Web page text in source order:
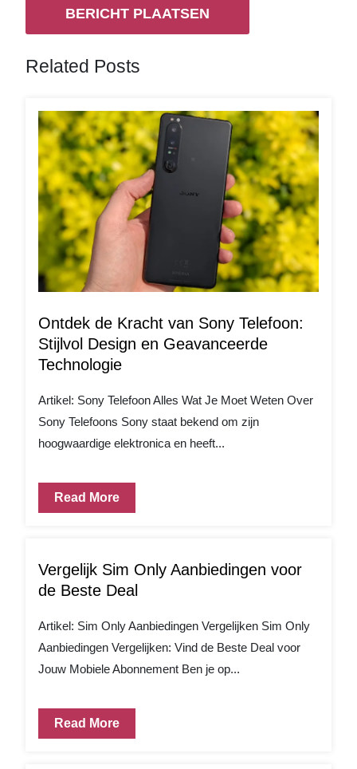
Related Posts
Ontdek de Kracht van Sony Telefoon:
Stijlvol Design en Geavanceerde
Technologie
Artikel: Sony Telefoon Alles Wat Je Moet Weten Over
Sony Telefoons Sony staat bekend om zijn
hoogwaardige elektronica en heeft...
Read More
Vergelijk Sim Only Aanbiedingen voor
de Beste Deal
Artikel: Sim Only Aanbiedingen Vergelijken Sim Only
Aanbiedingen Vergelijken: Vind de Beste Deal voor
Jouw Mobiele Abonnement Ben je op...
Read More